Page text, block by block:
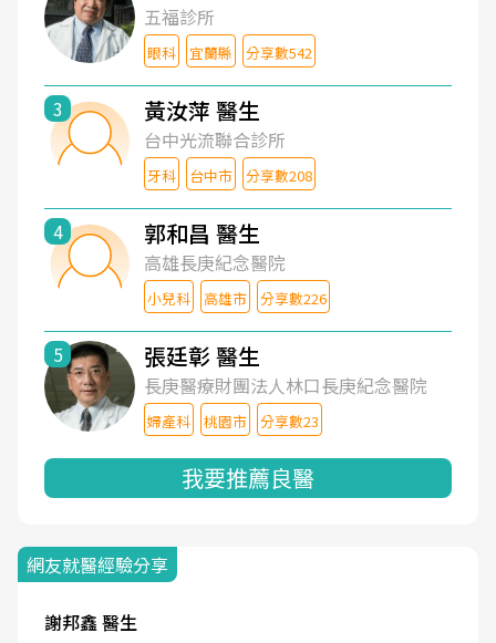
五福診所
眼科 宜蘭縣 分享數542
3 黃汝萍 醫生
台中光流聯合診所
牙科 台中市 分享數208
4 郭和昌 醫生
高雄長庚紀念醫院
小兒科 高雄市 分享數226
5 張廷彰 醫生
長庚醫療財團法人林口長庚紀念醫院
婦產科 桃園市 分享數23
我要推薦良醫
網友就醫經驗分享
謝邦鑫 醫生